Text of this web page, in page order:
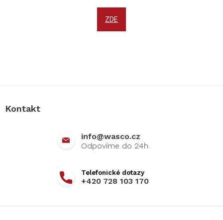
ZDE
Kontakt
info@wasco.cz
+420 728 103 170